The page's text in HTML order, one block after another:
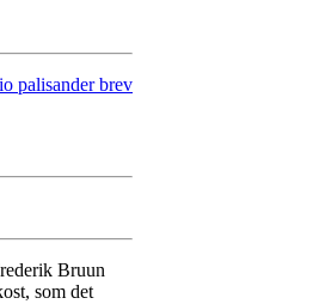
palisander brev
Bruun
som det